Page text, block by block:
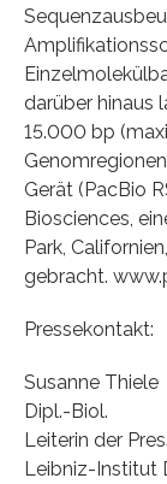
darüber hinaus
15.000 bp
Gerät (PacBio
Biosciences,
Park,
gebracht.
Pressekontakt:
Susanne Thiele
Dipl.-Biol.
Leiterin der
Leibniz-Institut